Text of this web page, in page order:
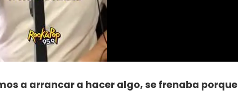
a arrancar a hacer algo, se frenaba porque